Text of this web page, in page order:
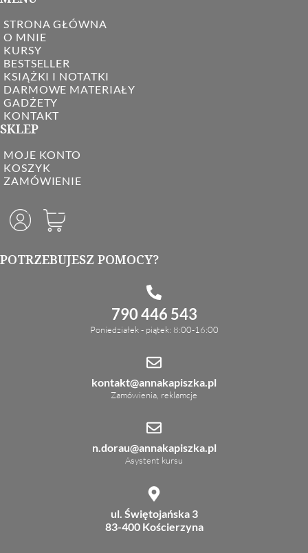
STRONA GŁÓWNA
O MNIE
KURSY
BESTSELLER
KSIĄŻKI I NOTATKI
DARMOWE MATERIAŁY
GADŻETY
KONTAKT
SKLEP
MOJE KONTO
KOSZYK
ZAMÓWIENIE
POTRZEBUJESZ POMOCY?
790 446 543
Poniedziałek - piątek: 8:00-16:00
kontakt@annakapiszka.pl
Zamówienia, reklamcje
n.dorau@annakapiszka.pl
Asystent kursu
ul. Świętojańska 3
83-400 Kościerzyna